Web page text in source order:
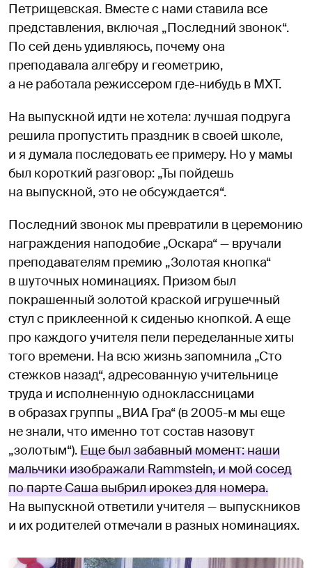
Петрищевская. Вместе с нами ставила все
представления, включая „Последний звонок“.
По сей день удивляюсь, почему она
преподавала алгебру и геометрию,
а не работала режиссером где-нибудь в МХТ.
На выпускной идти не хотела: лучшая подруга
решила пропустить праздник в своей школе,
и я думала последовать ее примеру. Но у мамы
был короткий разговор: „Ты пойдешь
на выпускной, это не обсуждается“.
Последний звонок мы превратили в церемонию
награждения наподобие „Оскара“ — вручали
преподавателям премию „Золотая кнопка“
в шуточных номинациях. Призом был
покрашенный золотой краской игрушечный
стул с приклеенной к сиденью кнопкой. А еще
про каждого учителя пели переделанные хиты
того времени. На всю жизнь запомнила „Сто
стежков назад“, адресованную учительнице
труда и исполненную одноклассницами
в образах группы „ВИА Гра“ (в 2005-м мы еще
не знали, что именно тот состав назовут
„золотым“).Еще был забавный момент: наши
мальчики изображали Rammstein, и мой сосед
по парте Саша выбрил ирокез для номера.
На выпускной ответили учителя — выпускников
и их родителей отмечали в разных номинациях.